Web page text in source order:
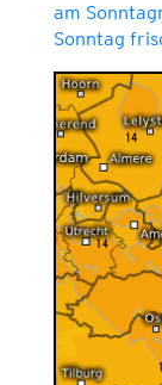
am
Sonntag